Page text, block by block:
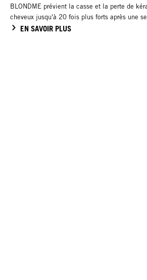
BLONDME prévient la casse et la perte de
cheveux jusqu'à 20 fois plus forts après une
EN SAVOIR PLUS